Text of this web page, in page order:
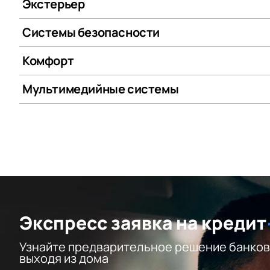
Экстерьер
Системы безопасности
Комфорт
Мультимедийные системы
Экспресс заявка на кредит
Узнайте предварительное решение
выходя из дома